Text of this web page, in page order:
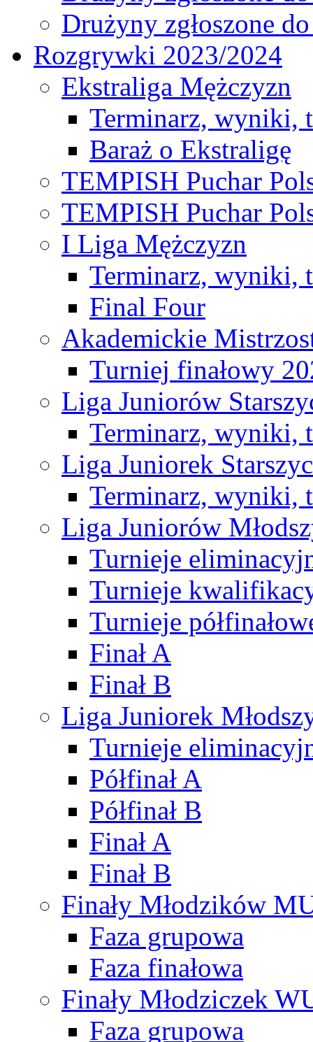
Drużyny zgłoszone
Rozgrywki 2023/2024
Ekstraliga Mężczyzn
Terminarz, wyniki,
Baraż o Ekstraligę
TEMPISH Puchar
TEMPISH Puchar
I Liga Mężczyzn
Terminarz, wyniki,
Final Four
Akademickie
Turniej finałowy
Liga Juniorów
Terminarz, wyniki,
Liga Juniorek
Terminarz, wyniki,
Liga Juniorów
Turnieje
Turnieje
Turnieje
Finał A
Finał B
Liga Juniorek
Turnieje
Półfinał A
Półfinał B
Finał A
Finał B
Finały Młodzików
Faza grupowa
Faza finałowa
Finały Młodziczek
Faza grupowa